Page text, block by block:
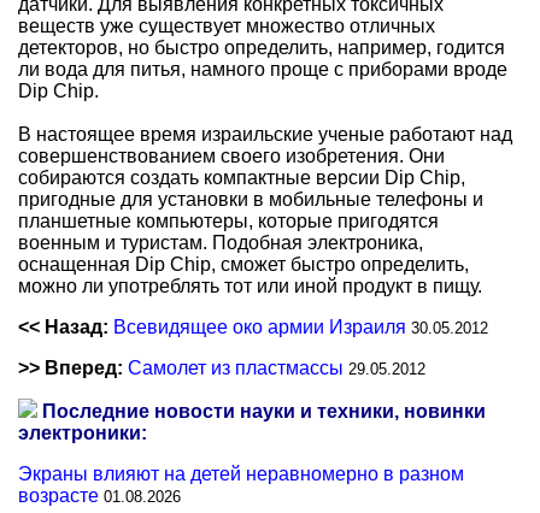
датчики. Для выявления конкретных токсичных
веществ уже существует множество отличных
детекторов, но быстро определить, например, годится
ли вода для питья, намного проще с приборами вроде
Dip Chip.
В настоящее время израильские ученые работают над
совершенствованием своего изобретения. Они
собираются создать компактные версии Dip Chip,
пригодные для установки в мобильные телефоны и
планшетные компьютеры, которые пригодятся
военным и туристам. Подобная электроника,
оснащенная Dip Chip, сможет быстро определить,
можно ли употреблять тот или иной продукт в пищу.
<< Назад: Всевидящее око армии Израиля 30.05.2012
>> Вперед: Самолет из пластмассы 29.05.2012
Последние новости науки и техники, новинки
электроники:
Экраны влияют на детей неравномерно в разном
возрасте 01.08.2026